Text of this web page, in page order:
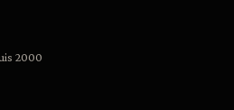
2000